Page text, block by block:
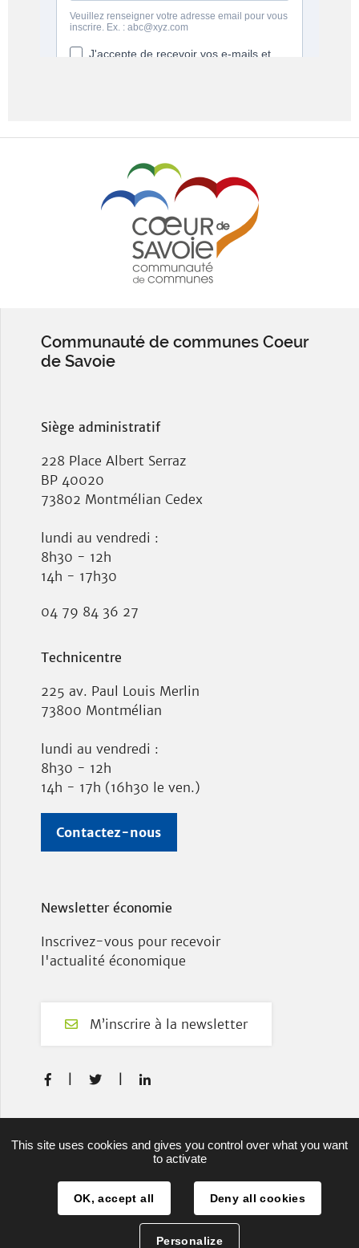
Communauté de communes Coeur
de Savoie
Siège administratif
228 Place Albert Serraz
BP 40020
73802 Montmélian Cedex
lundi au vendredi :
8h30 - 12h
14h - 17h30
04 79 84 36 27
Technicentre
225 av. Paul Louis Merlin
73800 Montmélian
lundi au vendredi :
8h30 - 12h
14h - 17h (16h30 le ven.)
Contactez-nous
Newsletter économie
Inscrivez-vous pour recevoir
l'actualité économique
M’inscrire à la newsletter

c
k

i
r

n
e
n
Plan du site
Projets européens
This site uses cookies and gives you control over what you want
to activate
OK, accept all Deny all cookies
Personalize